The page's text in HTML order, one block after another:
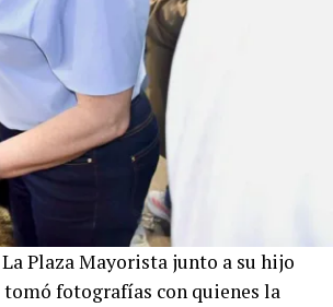
Plaza Mayorista junto a su hijo
tomó fotografías con quienes la